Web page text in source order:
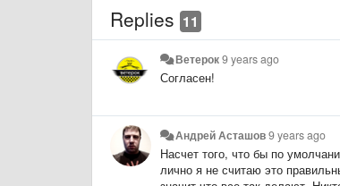
Replies 11
Ветерок9 years ago
Согласен!
Андрей Асташов9 years ago
Насчет того, что бы по
лично я не считаю это